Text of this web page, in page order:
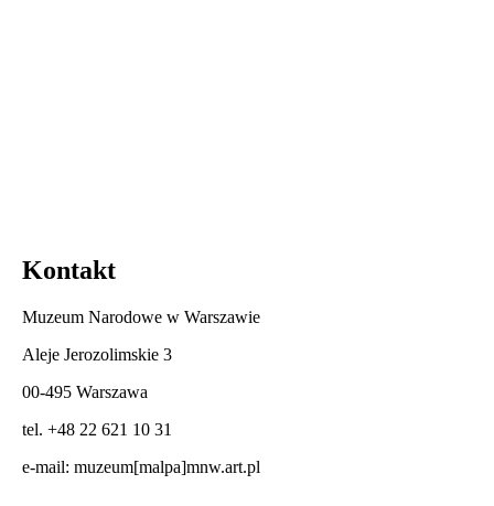
Kontakt
Muzeum Narodowe w Warszawie
Aleje Jerozolimskie 3
00-495 Warszawa
tel. +48 22 621 10 31
e-mail: muzeum[malpa]mnw.art.pl